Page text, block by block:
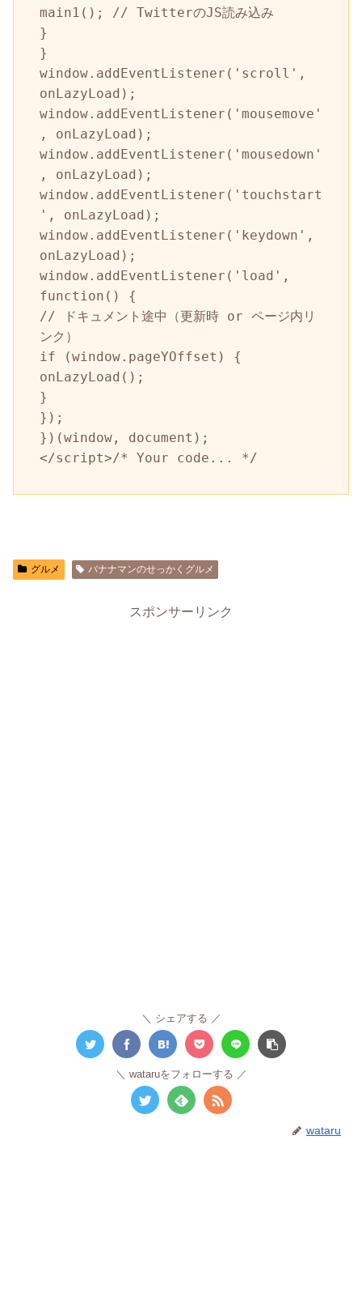
main1(); // TwitterのJS読み込み
}
}
window.addEventListener('scroll',
onLazyLoad);
window.addEventListener('mousemove'
, onLazyLoad);
window.addEventListener('mousedown'
, onLazyLoad);
window.addEventListener('touchstart
', onLazyLoad);
window.addEventListener('keydown',
onLazyLoad);
window.addEventListener('load',
function() {
// ドキュメント途中（更新時 or ページ内リ
ンク）
if (window.pageYOffset) {
onLazyLoad();
}
});
})(window, document);
</script>/* Your code... */
グルメ バナナマンのせっかくグルメ
スポンサーリンク
シェアする
wataruをフォローする
wataru